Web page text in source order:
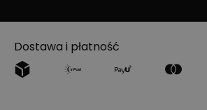
Dostawa i płatność